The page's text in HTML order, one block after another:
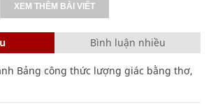
XEM THÊM BÀI VIẾT
Bình luận nhiều
Bảng công thức lượng giác bằng thơ,